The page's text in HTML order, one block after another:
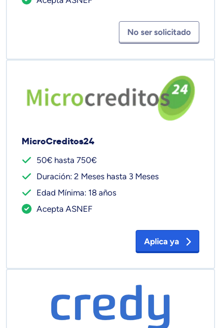
No ser solicitado
MicroCreditos24
50€ hasta 750€
Duración: 2 Meses hasta 3 Meses
Edad Mínima: 18 años
Acepta ASNEF
Aplica ya